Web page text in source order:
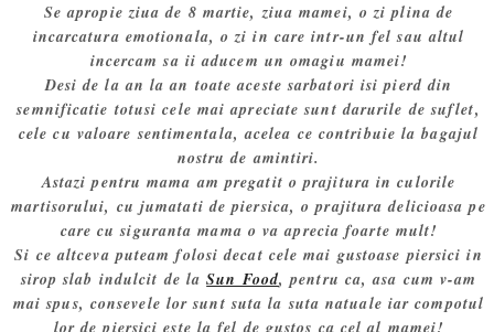
Se apropie ziua de 8 martie, ziua mamei, o zi plina de
incarcatura emotionala, o zi in care intr-un fel sau altul
incercam sa ii aducem un omagiu mamei!
Desi de la an la an toate aceste sarbatori isi pierd din
semnificatie totusi cele mai apreciate sunt darurile de suflet,
cele cu valoare sentimentala, acelea ce contribuie la bagajul
nostru de amintiri.
Astazi pentru mama am pregatit o prajitura in culorile
martisorului, cu jumatati de piersica, o prajitura delicioasa pe
care cu siguranta mama o va aprecia foarte mult!
Si ce altceva puteam folosi decat cele mai gustoase piersici in
sirop slab indulcit de laSun Food, pentru ca, asa cum v-am
mai spus, consevele lor sunt suta la suta natuale iar compotul